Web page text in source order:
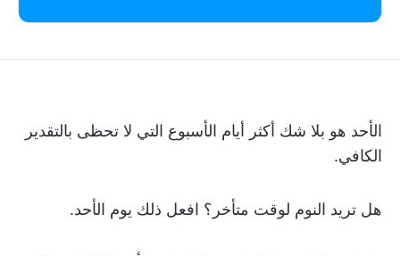
الأحد هو بلا شك أكثر أيام الأسبوع التي لا تحظى بالتقدير
الكافي.
هل تريد النوم لوقت متأخر؟ افعل ذلك يوم الأحد.